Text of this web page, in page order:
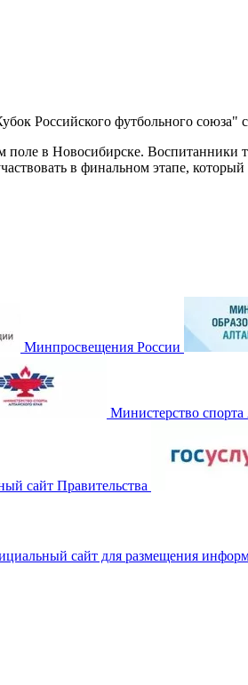
Российского футбольного союза"
поле в Новосибирске.
в финальном этапе,
Минпросвещения России
Министерство
сайт Правительства
сайт для размещения